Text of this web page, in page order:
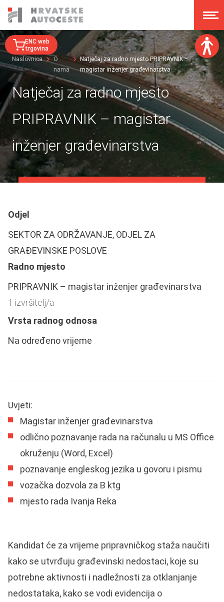
Veličina fonta:
A A A A
Disleksija:
Kontrast:
Poništi izmjene
ENC web
trgovina
Naslovnica
O
nama
Natječaj za radno mjesto PRIPRAVNIK –
magistar inženjer građevinarstva
Natječaj za radno mjesto
PRIPRAVNIK – magistar
inženjer građevinarstva
Odjel
SEKTOR ZA ODRŽAVANJE, ODJEL ZA
GRAĐEVINSKE POSLOVE
Radno mjesto
PRIPRAVNIK – magistar inženjer građevinarstva
1 izvršitelj/a
Vrsta radnog odnosa
Na određeno vrijeme
Uvjeti:
Magistar inženjer građevinarstva
odlično poznavanje rada na računalu u MS Office
okruženju (Word, Excel)
poznavanje engleskog jezika u govoru i pismu
vozačka dozvola za B ktg
mjesto rada Ivanja Reka
Kandidat će za vrijeme pripravničkog staža naučiti
kako se utvrđuju građevinski nedostaci, koje su
potrebne aktivnosti i nadležnosti za otklanjanje
nedostataka, kako se vodi evidencija o